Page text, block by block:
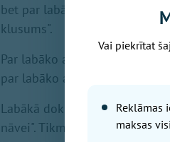
bet par labāko aktrisi
klusums".
Par labāko aktieri otrā plāna
par labāko aktrisi otrā plāna
Labākā dokumentālās filmas
nāvei". Tikmēr kategorijā
Vai piekrītat
Reklāmas
maksas